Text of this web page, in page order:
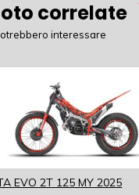
correlate
interessare
EVO 2T 125 MY 2025